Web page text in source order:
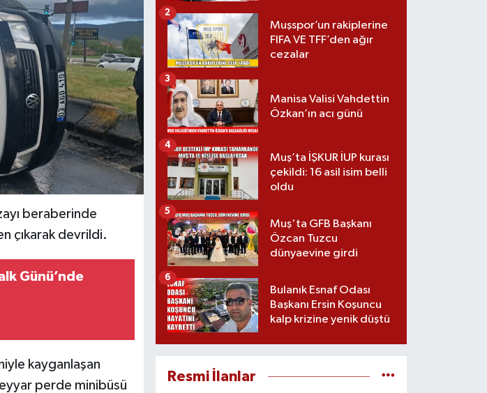
beraberinde
çıkarak devrildi.
Günü’nde
kayganlaşan
perde minibüsü
Muşspor’un rakiplerine
FIFA VE TFF’den ağır
cezalar
2
Manisa Valisi Vahdettin
Özkan’ın acı günü
3
Muş’ta İŞKUR İUP kurası
çekildi: 16 asil isim belli
oldu
4
Muş'ta GFB Başkanı
Özcan Tuzcu
dünyaevine girdi
5
Bulanık Esnaf Odası
Başkanı Ersin Koşuncu
kalp krizine yenik düştü
6
Resmi İlanlar